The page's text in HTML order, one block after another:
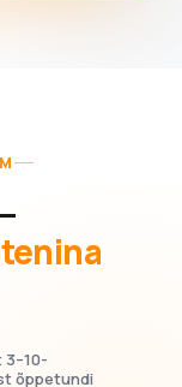
õppetundi